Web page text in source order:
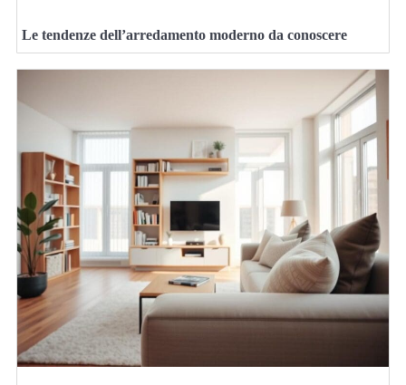
Le tendenze dell’arredamento moderno da conoscere